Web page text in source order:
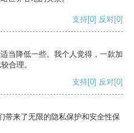
支持[0] 反对[0]
当降低一些。我个人觉得，一款加
合理。
支持[0] 反对[0]
带来了无限的隐私保护和安全性保